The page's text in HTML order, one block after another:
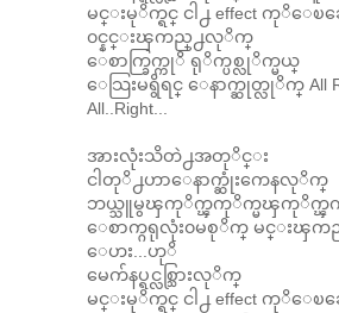
မင္းမုိက္ရင္ ငါ႕ effect ကုိေၿခ
၀င္နင္းၾကည္႕လုိက္
ေစာက္ခြက္ကုိ ရုိက္ပစ္လုိက္မယ္
ေသြးမရွိရင္ ေနာက္ဆုတ္လုိက္ All
All..Right...
အားလုံးသိတဲ႕အတုိင္း
ငါတုိ႕ဟာေနာက္ဆုံးကေနလုိက္
ဘယ္သူမွၾကုိက္ၾကုိက္မၾကုိက္
ေစာက္ဂရုလုံး၀မစုိက္ မင္း
ေဟး...ဟုိ
မေက်နပ္ရင္လစ္သြားလုိက္
မင္းမုိက္ရင္ ငါ႕ effect ကုိေၿခ